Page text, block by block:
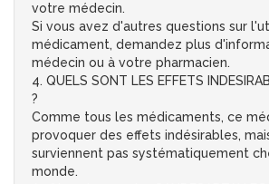
votre médecin.
Si vous avez d'autres questions sur
médicament, demandez plus
médecin ou à votre pharmacien.
4. QUELS SONT LES EFFETS
?
Comme tous les médicaments, ce
provoquer des effets indésirables,
surviennent pas systématiquement
monde.